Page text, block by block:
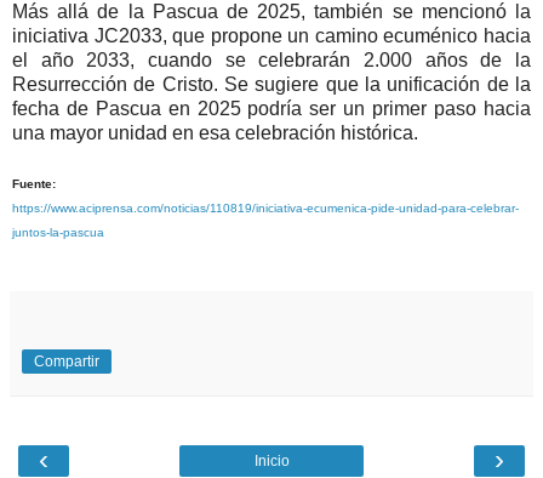
Más allá de la Pascua de 2025, también se mencionó la
iniciativa JC2033, que propone un camino ecuménico hacia
el año 2033, cuando se celebrarán 2.000 años de la
Resurrección de Cristo. Se sugiere que la unificación de la
fecha de Pascua en 2025 podría ser un primer paso hacia
una mayor unidad en esa celebración histórica.
Fuente:
https://www.aciprensa.com/noticias/110819/iniciativa-ecumenica-pide-unidad-para-celebrar-
juntos-la-pascua
Compartir
‹ ›
Inicio